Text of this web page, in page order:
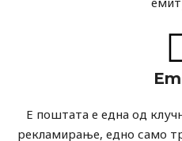
Е поштата е една од
рекламирање, едно само